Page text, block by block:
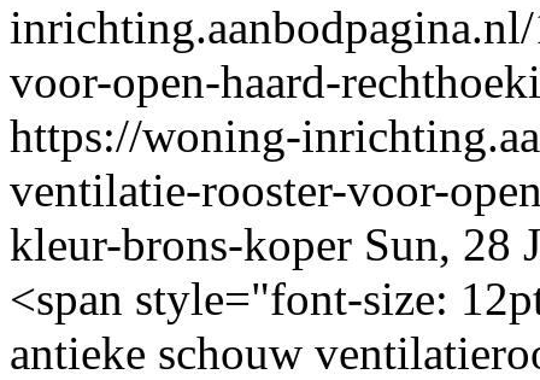
voor-open-haard-
https://woning-
ventilatie-rooster-voor-
kleur-brons-koper Sun, 28
<span style="font-size:
antieke schouw